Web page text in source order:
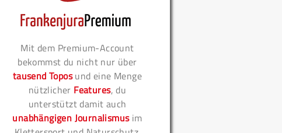
Mit dem Premium-Account
bekommst du nicht nur über
tausend Toposund eine Menge
nützlicher Features, du
unterstützt damit auch
unabhängigen Journalismusim